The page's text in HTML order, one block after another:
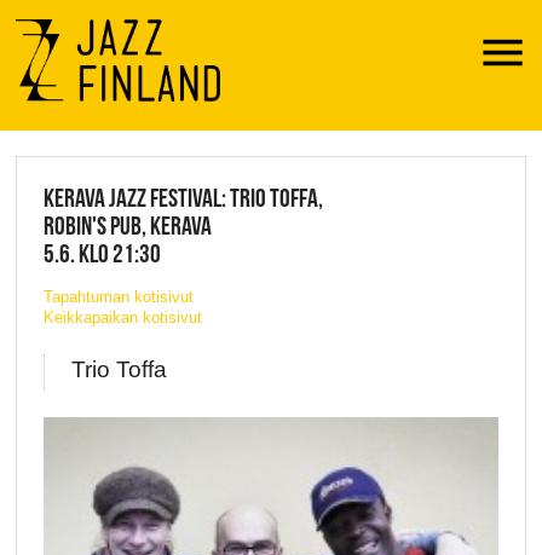
Menu
JAZZ FINLAND LIVE
KERAVA JAZZ FESTIVAL: TRIO TOFFA,
ROBIN'S PUB, KERAVA
5.6. KLO 21:30
Tapahtuman kotisivut
Keikkapaikan kotisivut
Trio Toffa